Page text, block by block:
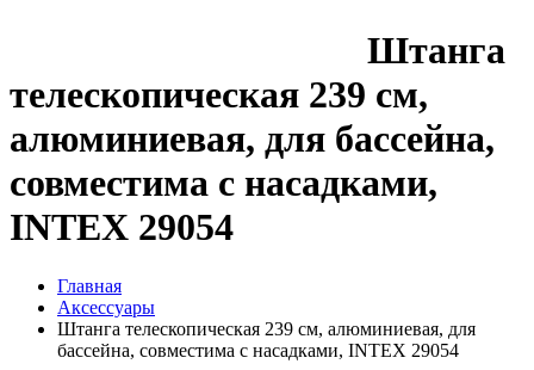
Штанга
телескопическая 239 см,
алюминиевая, для бассейна,
совместима с насадками,
INTEX 29054
Главная
Аксессуары
Штанга телескопическая 239 см, алюминиевая, для
бассейна, совместима с насадками, INTEX 29054